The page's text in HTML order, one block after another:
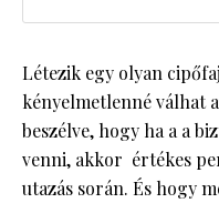
Létezik egy olyan
kényelmetlenné válhat
beszélve, hogy ha a a
venni, akkor értékes
utazás során. És hogy